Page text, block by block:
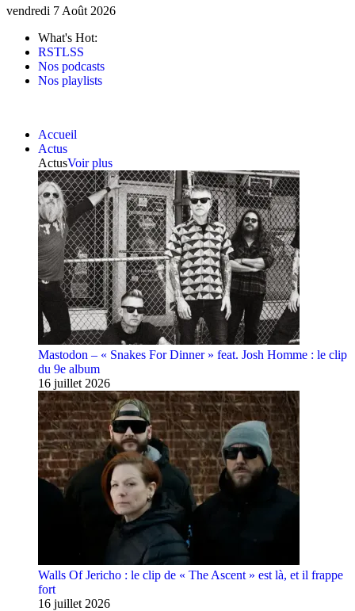
vendredi 7 Août 2026
What's Hot:
RSTLSS
Nos podcasts
Nos playlists
Accueil
Actus
ActusVoir plus
Mastodon – « Snakes For Dinner » feat. Josh Homme : le clip
du 9e album
16 juillet 2026
Walls Of Jericho : le clip de « The Ascent » est là, et il frappe
fort
16 juillet 2026